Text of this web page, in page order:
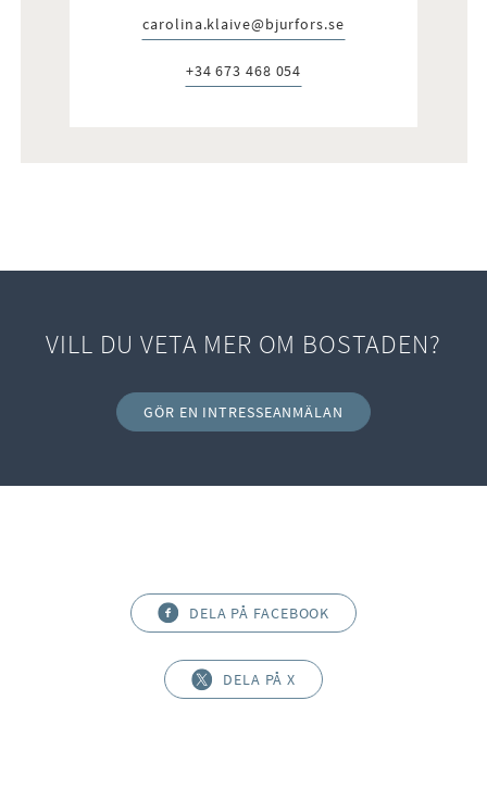
E-post:
carolina.klaive@bjurfors.se
Telefon:
+34 673 468 054
VILL DU VETA MER OM BOSTADEN?
GÖR EN INTRESSEANMÄLAN
DELA PÅ FACEBOOK
DELA PÅ X